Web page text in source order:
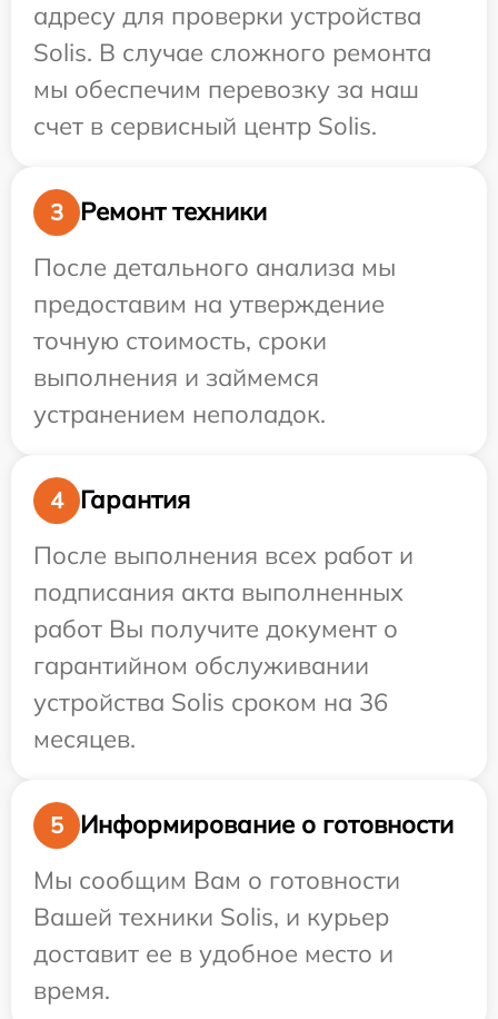
адресу для проверки устройства
Solis. В случае сложного ремонта
мы обеспечим перевозку за наш
счет в сервисный центр Solis.
3
Ремонт техники
После детального анализа мы
предоставим на утверждение
точную стоимость, сроки
выполнения и займемся
устранением неполадок.
4
Гарантия
После выполнения всех работ и
подписания акта выполненных
работ Вы получите документ о
гарантийном обслуживании
устройства Solis сроком на 36
месяцев.
5
Информирование о готовности
Мы сообщим Вам о готовности
Вашей техники Solis, и курьер
доставит ее в удобное место и
время.